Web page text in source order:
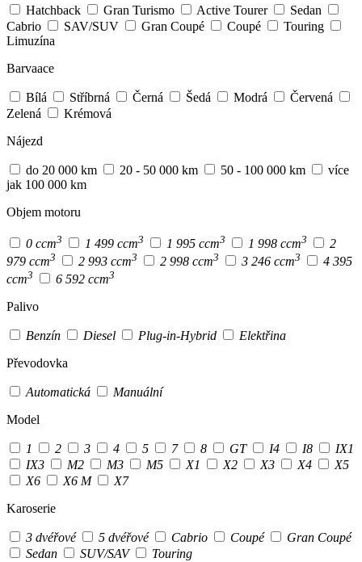
Hatchback Gran Turismo Active Tourer
Sedan
Cabrio
SAV/SUV Gran Coupé Coupé
Touring
Limuzína
Barvaace
Bílá Stříbrná Černá Šedá Modrá
Červená
Zelená
Krémová
Nájezd
do 20 000 km 20 - 50 000 km 50 - 100 000 km
více
jak 100 000 km
Objem motoru
0 ccm3 1 499 ccm3 1 995 ccm3 1 998 ccm3
2
979 ccm3 2 993 ccm3 2 998 ccm3 3 246 ccm3
4 395
ccm3 6 592 ccm3
Palivo
Benzín Diesel Plug-in-Hybrid
Elektřina
Převodovka
Automatická
Manuální
Model
1 2 3 4 5 7 8 GT I4 I8
IX1
IX3
M2 M3 M5 X1 X2 X3 X4
X5
X6
X6 M
X7
Karoserie
3 dvéřové 5 dvéřové Cabrio Coupé
Gran Coupé
Sedan
SUV/SAV
Touring